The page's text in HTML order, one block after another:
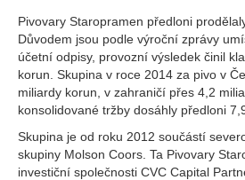
Pivovary Staropramen předloni
Důvodem jsou podle výroční zprávy
účetní odpisy, provozní výsledek činil
korun. Skupina v roce 2014 za pivo v
miliardy korun, v zahraničí přes 4,2
konsolidované tržby dosáhly předloni
Skupina je od roku 2012 součástí
skupiny Molson Coors. Ta Pivovary
investiční společnosti CVC Capital